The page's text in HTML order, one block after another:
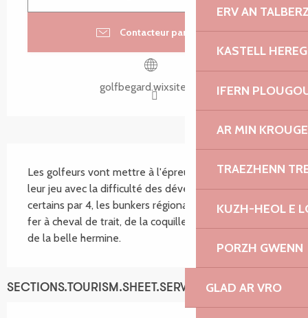
ERV AN
KASTELL HEREG
IFERN
AR MIN
TRAEZHENN
KUZH-HEOL E
PORZH GWENN
GLAD AR VRO
Contacteur par email
golfbegard.wixsite.com
SECTIONS.TOURISM.SHEET.DESCRIPTION
Les golfeurs vont mettre à l'épreuve la technicité de
leur jeu avec la difficulté des dévers, la longueur de
certains par 4, les bunkers régionaux, comme celui du
fer à cheval de trait, de la coquille Saint Jacques ou
de la belle hermine.
SECTIONS.TOURISM.SHEET.SERVICES